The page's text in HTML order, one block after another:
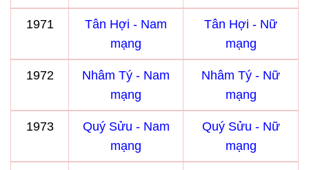
1971
Tân Hợi - Nam
mạng
Tân Hợi - Nữ
mạng
1972
Nhâm Tý - Nam
mạng
Nhâm Tý - Nữ
mạng
1973
Quý Sửu - Nam
mạng
Quý Sửu - Nữ
mạng